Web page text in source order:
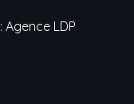
Agence LDP